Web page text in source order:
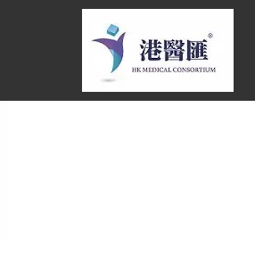
HONG KONG
MEDICAL
CONSORTIUM